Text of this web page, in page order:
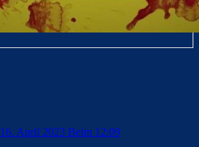
16. April 2023 Beim 12:09